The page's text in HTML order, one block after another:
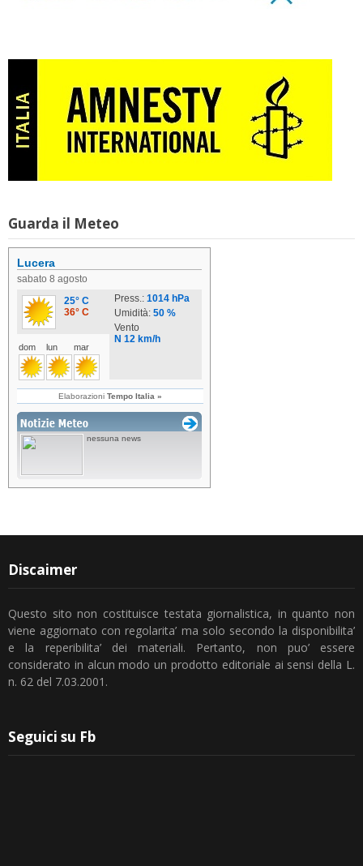
Guarda il Meteo
Discaimer
Questo sito non costituisce testata giornalistica, in quanto non
viene aggiornato con regolarita’ ma solo secondo la disponibilita’
e la reperibilita’ dei materiali. Pertanto, non puo’ essere
considerato in alcun modo un prodotto editoriale ai sensi della L.
n. 62 del 7.03.2001.
Seguici su Fb